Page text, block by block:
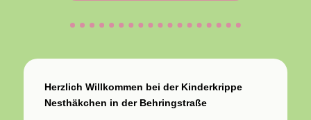
Herzlich Willkommen bei der Kinderkrippe
Nesthäkchen in der Behringstraße